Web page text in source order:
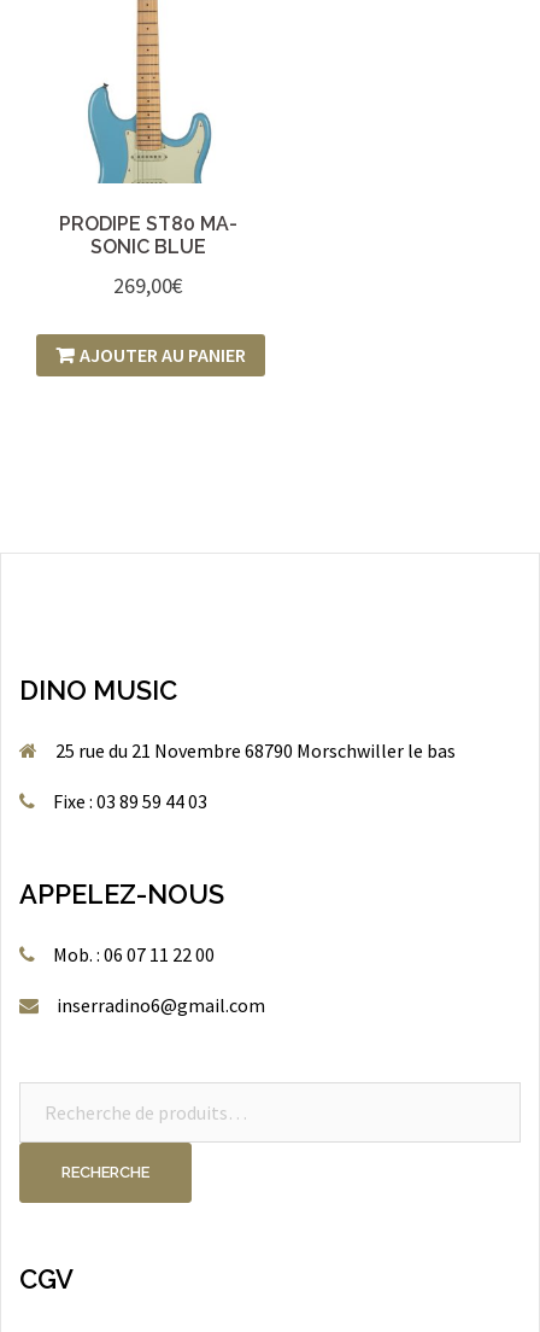
PRODIPE ST80 MA-
SONIC BLUE
269,00€
AJOUTER AU PANIER
DINO MUSIC
25 rue du 21 Novembre 68790 Morschwiller le bas
Fixe : 03 89 59 44 03
APPELEZ-NOUS
Mob. : 06 07 11 22 00
inserradino6@gmail.com
RECHERCHE
CGV